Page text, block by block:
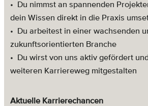
•
Du nimmst an spannenden
dein Wissen direkt in die Praxis
•
Du arbeitest in einer wachsenden
zukunftsorientierten Branche
•
Du wirst von uns aktiv gefördert
weiteren Karriereweg mitgestalten
Aktuelle Karrierechancen